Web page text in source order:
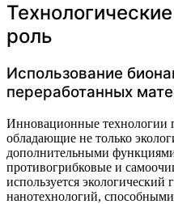
роль
Использование
переработанных
Инновационные технологии
обладающие не только
дополнительными
противогрибковые и
используется экологический
нанотехнологий,